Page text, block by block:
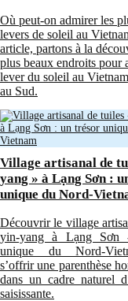
Où peut-on admirer les
levers de soleil au
article, partons à la
plus beaux endroits pour
lever du soleil au
au Sud.
Village artisanal de
yang » à Lạng Sơn :
unique du Nord-
Découvrir le village
yin-yang à Lạng Sơn
unique du Nord-
s’offrir une parenthèse
dans un cadre naturel
saisissante.